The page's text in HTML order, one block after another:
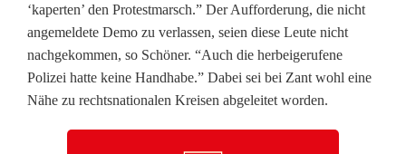
t
‘kaperten’ den Protestmarsch.” Der Aufforderung, die nicht
angemeldete Demo zu verlassen, seien diese Leute nicht
nachgekommen, so Schöner. “Auch die herbeigerufene
Polizei hatte keine Handhabe.” Dabei sei bei Zant wohl eine
Nähe zu rechtsnationalen Kreisen abgeleitet worden.